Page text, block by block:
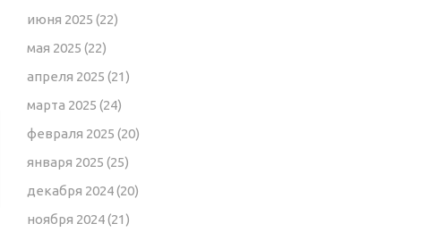
июня 2025 (22)
мая 2025 (22)
апреля 2025 (21)
марта 2025 (24)
февраля 2025 (20)
января 2025 (25)
декабря 2024(20)
ноября 2024(21)